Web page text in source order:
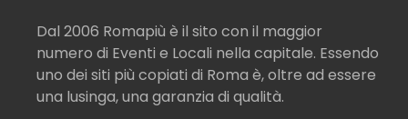
Dal 2006 Romapiù è il sito con il maggior
numero di Eventi e Locali nella capitale. Essendo
uno dei siti più copiati di Roma è, oltre ad essere
una lusinga, una garanzia di qualità.